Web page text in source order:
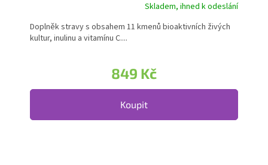
Skladem, ihned k odeslání
849 Kč
Koupit
Doplněk stravy s obsahem 11 kmenů bioaktivních živých
kultur, inulinu a vitamínu C....